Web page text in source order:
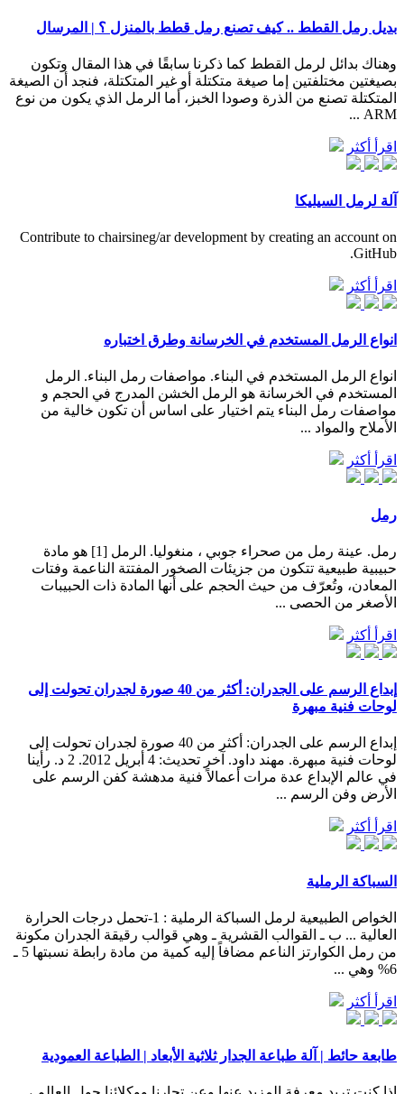
بديل رمل القطط .. كيف تصنع رمل قطط بالمنزل ؟ | المرسال
وهناك بدائل لرمل القطط كما ذكرنا سابقًا في هذا المقال وتكون
بصيغتين مختلفتين إما صيغة متكتلة أو غير المتكتلة، فنجد أن الصيغة
المتكتلة تصنع من الذرة وصودا الخبز، أما الرمل الذي يكون من نوع
ARM ...
اقرأ أكثر
آلة لرمل السيليكا
Contribute to chairsineg/ar development by creating an account on
GitHub.
اقرأ أكثر
انواع الرمل المستخدم في الخرسانة وطرق اختباره
انواع الرمل المستخدم في البناء. مواصفات رمل البناء. الرمل
المستخدم في الخرسانة هو الرمل الخشن المدرج في الحجم و
مواصفات رمل البناء يتم اختيار على اساس أن تكون خالية من
الأملاح والمواد ...
اقرأ أكثر
رمل
رمل. عينة رمل من صحراء جوبي ، منغوليا. الرمل [1] هو مادة
حبيبية طبيعية تتكون من جزيئات الصخور المفتتة الناعمة وفتات
المعادن، وتُعرّف من حيث الحجم على أنها المادة ذات الحبيبات
الأصغر من الحصى ...
اقرأ أكثر
إبداع الرسم على الجدران: أكثر من 40 صورة لجدران تحولت إلى
لوحات فنية مبهرة
إبداع الرسم على الجدران: أكثر من 40 صورة لجدران تحولت إلى
لوحات فنية مبهرة. مهند داود. آخر تحديث: 4 أبريل 2012. 2 د. رأينا
في عالم الإبداع عدة مرات أعمالاً فنية مدهشة كفن الرسم على
الأرض وفن الرسم ...
اقرأ أكثر
السباكة الرملية
الخواص الطبيعية لرمل السباكة الرملية : 1-تحمل درجات الحرارة
العالية ... ب ـ القوالب القشرية ـ وهي قوالب رقيقة الجدران مكونة
من رمل الكوارتز الناعم مضافاً إليه كمية من مادة رابطة نسبتها 5 ـ
6% وهي ...
اقرأ أكثر
طابعة حائط | آلة طباعة الجدار ثلاثية الأبعاد | الطباعة العمودية